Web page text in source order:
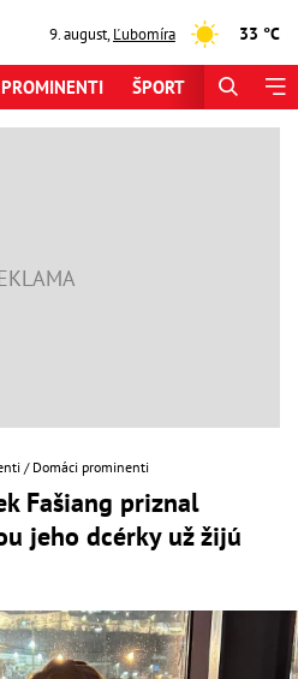
9. august,Ľubomíra 33 °C
PROMINENTI ŠPORT
Domáci prominenti
Fašiang priznal
jeho dcérky už žijú